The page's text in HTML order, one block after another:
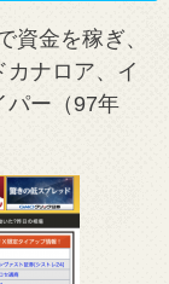
資金を稼ぎ、
ナロア、イ
パー（97年